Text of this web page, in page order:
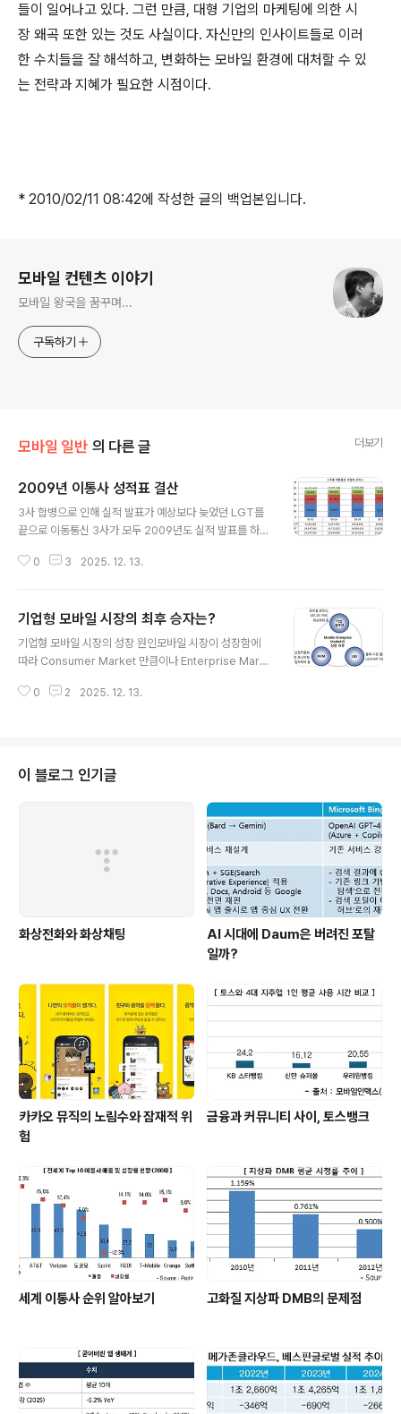
들이 일어나고 있다. 그런 만큼, 대형 기업의 마케팅에 의한 시
장 왜곡 또한 있는 것도 사실이다. 자신만의 인사이트들로 이러
한 수치들을 잘 해석하고, 변화하는 모바일 환경에 대처할 수 있
는 전략과 지혜가 필요한 시점이다.
* 2010/02/11 08:42에 작성한 글의 백업본입니다.
모바일 컨텐츠 이야기
모바일 왕국을 꿈꾸며...
구독하기
모바일 일반 의 다른 글 더보기
2009년 이통사 성적표 결산
3사 합병으로 인해 실적 발표가 예상보다 늦었던 LGT를
끝으로 이동통신 3사가 모두 2009년도 실적 발표를 하였
원, 당기순이익 1조 2883 억원을 달성하였다. KT는 연간
를 달성했다. 명퇴비용을 포함할 시 연간 누적 영업이익은
9,452억 원이다. LGT의 서비스 매출은 가입자 증가 및
우량 고객 증가에 따라 전년대비 4.2% 증가한 3조5772
각 2.1%, 8.7% 증가한 3869억원, 3081억원을 기록했
0 3 2025. 12. 13.
기업형 모바일 시장의 최후 승자는?
기업형 모바일 시장의 성장 원인모바일 시장이 성장함에
따라 Consumer Market 만큼이나 Enterprise Mark
를 띄는 원인은 크게 유무선 기업 솔루션에 대한 Needs,
sh E-mail 등이 발전하고 있으며, 스마트폰의 사용 증가로
이미 개화기를 맞이하고 있다. M2M(Machine To Mac
hine) 시장 역시 뜨거운 이슈이다. 디바이스와 기계간의 통
신을 시작으로하여 산업 자동화, 실시간 모니터링, 원격제
0 2 2025. 12. 13.
이 블로그 인기글
화상전화와 화상채팅
AI 시대에 Daum은 버려진 포탈
일까?
카카오 뮤직의 노림수와 잠재적 위
험
금융과 커뮤니티 사이, 토스뱅크
세계 이통사 순위 알아보기 고화질 지상파 DMB의 문제점